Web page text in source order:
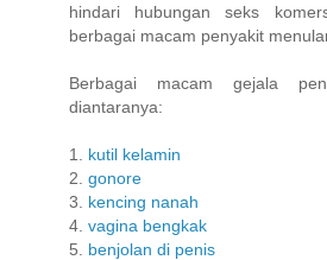
hindari hubungan seks
berbagai macam penyakit
Berbagai macam gejala
diantaranya:
1. kutil kelamin
2. gonore
3. kencing nanah
4. vagina bengkak
5. benjolan di penis